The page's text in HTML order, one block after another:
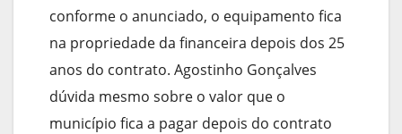
conforme o anunciado, o equipamento fica
na propriedade da financeira depois dos 25
anos do contrato. Agostinho Gonçalves
dúvida mesmo sobre o valor que o
município fica a pagar depois do contrato